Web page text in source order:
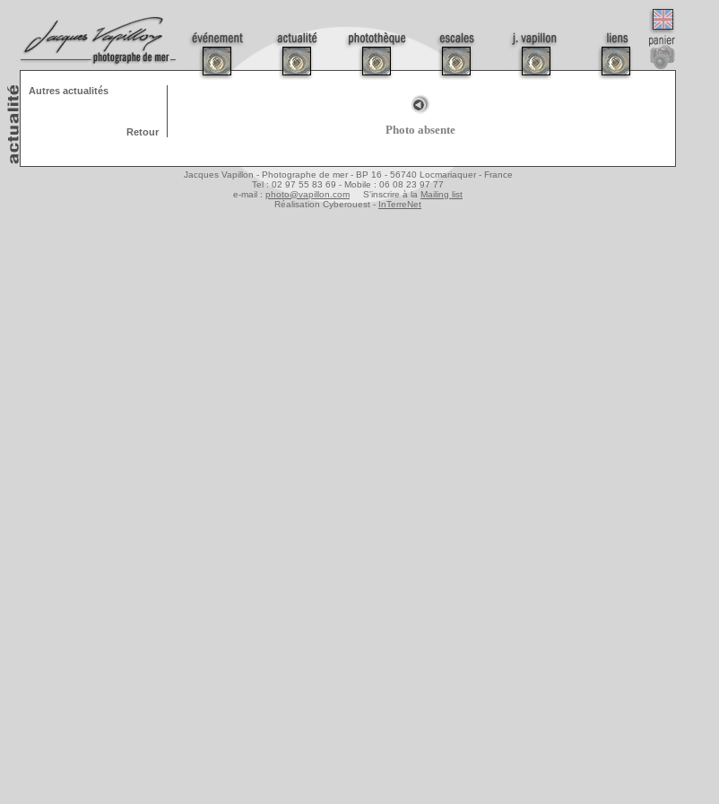
Autres actualités
Photo absente
Retour
Jacques Vapillon - Photographe de mer - BP 16 - 56740 Locmariaquer - France
Tel : 02 97 55 83 69 - Mobile : 06 08 23 97 77
e-mail : photo@vapillon.com S'inscrire à la Mailing list
Réalisation Cyberouest - InTerreNet